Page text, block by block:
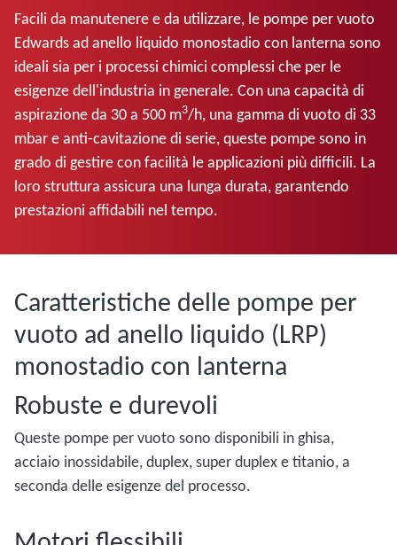
Facili da manutenere e da utilizzare, le pompe per vuoto
Edwards ad anello liquido monostadio con lanterna sono
ideali sia per i processi chimici complessi che per le
esigenze dell'industria in generale. Con una capacità di
aspirazione da 30 a 500 m3/h, una gamma di vuoto di 33
mbar e anti-cavitazione di serie, queste pompe sono in
grado di gestire con facilità le applicazioni più difficili. La
loro struttura assicura una lunga durata, garantendo
prestazioni affidabili nel tempo.
Caratteristiche delle pompe per
vuoto ad anello liquido (LRP)
monostadio con lanterna
Robuste e durevoli
Queste pompe per vuoto sono disponibili in ghisa,
acciaio inossidabile, duplex, super duplex e titanio, a
seconda delle esigenze del processo.